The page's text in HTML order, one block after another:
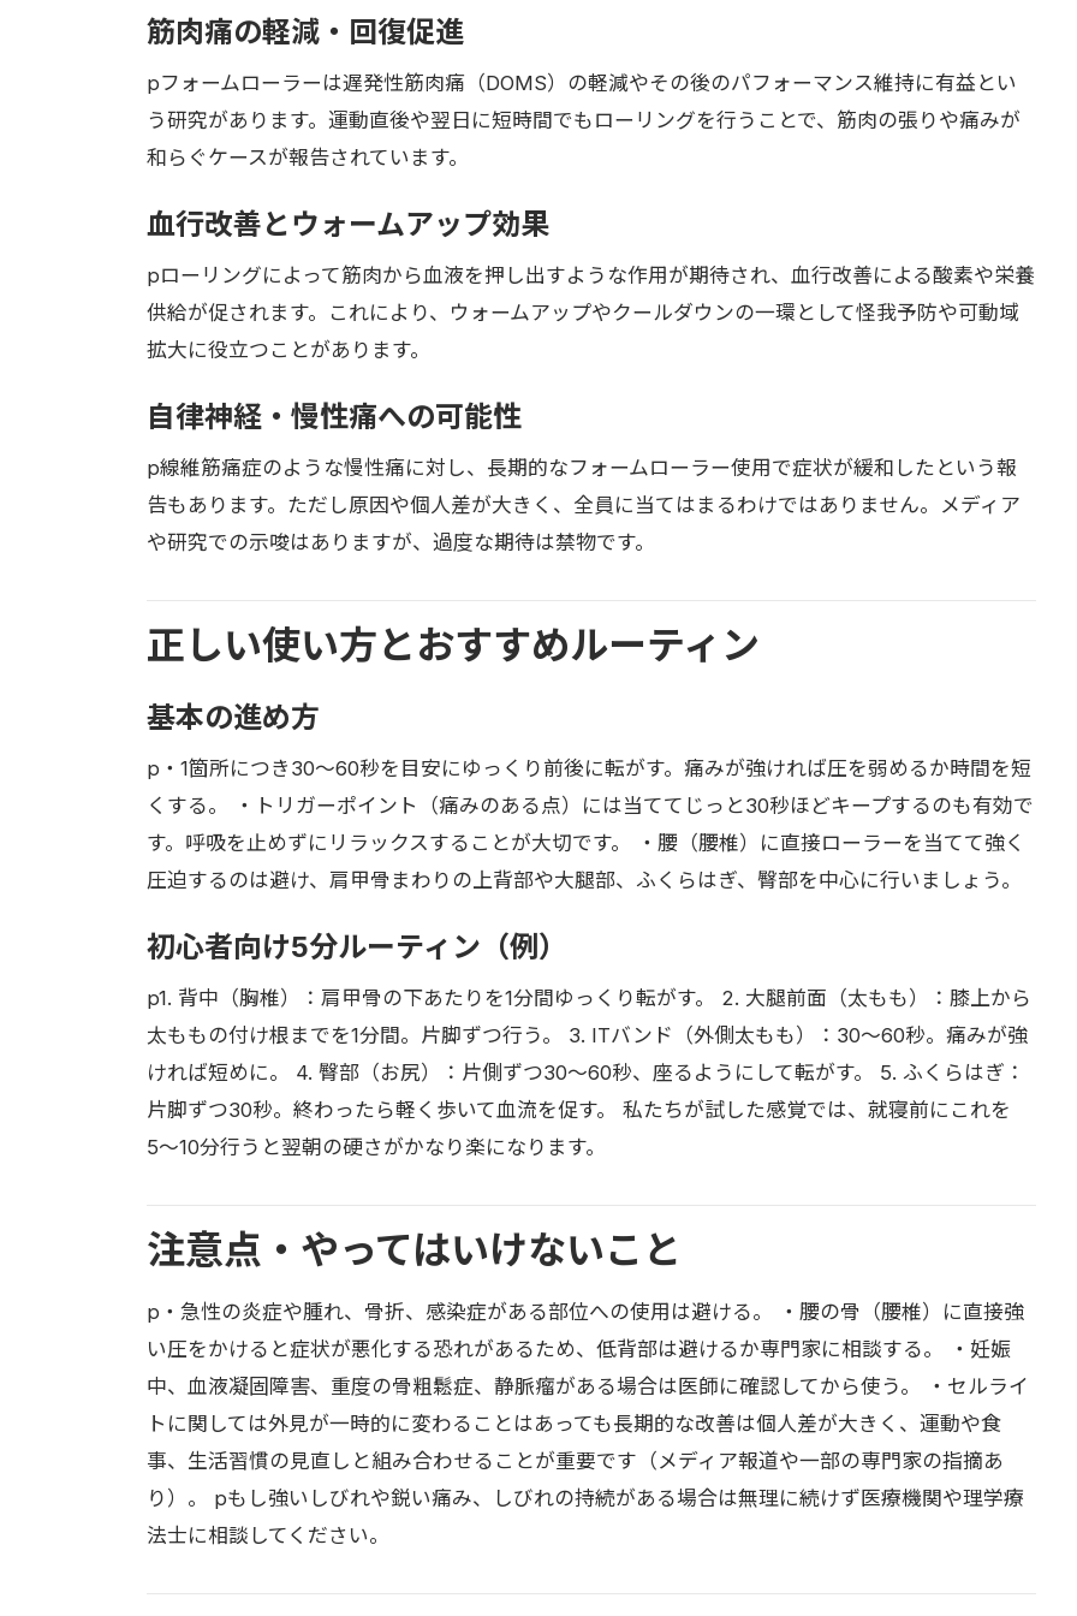
筋肉痛の軽減・回復促進
pフォームローラーは遅発性筋肉痛（DOMS）の軽減やその後のパフォーマンス維持に有益とい
う研究があります。運動直後や翌日に短時間でもローリングを行うことで、筋肉の張りや痛みが
和らぐケースが報告されています。
血行改善とウォームアップ効果
pローリングによって筋肉から血液を押し出すような作用が期待され、血行改善による酸素や栄養
供給が促されます。これにより、ウォームアップやクールダウンの一環として怪我予防や可動域
拡大に役立つことがあります。
自律神経・慢性痛への可能性
p線維筋痛症のような慢性痛に対し、長期的なフォームローラー使用で症状が緩和したという報
告もあります。ただし原因や個人差が大きく、全員に当てはまるわけではありません。メディア
や研究での示唆はありますが、過度な期待は禁物です。
正しい使い方とおすすめルーティン
基本の進め方
p・1箇所につき30〜60秒を目安にゆっくり前後に転がす。痛みが強ければ圧を弱めるか時間を短
くする。 ・トリガーポイント（痛みのある点）には当ててじっと30秒ほどキープするのも有効で
す。呼吸を止めずにリラックスすることが大切です。 ・腰（腰椎）に直接ローラーを当てて強く
圧迫するのは避け、肩甲骨まわりの上背部や大腿部、ふくらはぎ、臀部を中心に行いましょう。
初心者向け5分ルーティン（例）
p1. 背中（胸椎）：肩甲骨の下あたりを1分間ゆっくり転がす。 2. 大腿前面（太もも）：膝上から
太ももの付け根までを1分間。片脚ずつ行う。 3. ITバンド（外側太もも）：30〜60秒。痛みが強
ければ短めに。 4. 臀部（お尻）：片側ずつ30〜60秒、座るようにして転がす。 5. ふくらはぎ：
片脚ずつ30秒。終わったら軽く歩いて血流を促す。 私たちが試した感覚では、就寝前にこれを
5〜10分行うと翌朝の硬さがかなり楽になります。
注意点・やってはいけないこと
p・急性の炎症や腫れ、骨折、感染症がある部位への使用は避ける。 ・腰の骨（腰椎）に直接強
い圧をかけると症状が悪化する恐れがあるため、低背部は避けるか専門家に相談する。 ・妊娠
中、血液凝固障害、重度の骨粗鬆症、静脈瘤がある場合は医師に確認してから使う。 ・セルライ
トに関しては外見が一時的に変わることはあっても長期的な改善は個人差が大きく、運動や食
事、生活習慣の見直しと組み合わせることが重要です（メディア報道や一部の専門家の指摘あ
り）。 pもし強いしびれや鋭い痛み、しびれの持続がある場合は無理に続けず医療機関や理学療
法士に相談してください。